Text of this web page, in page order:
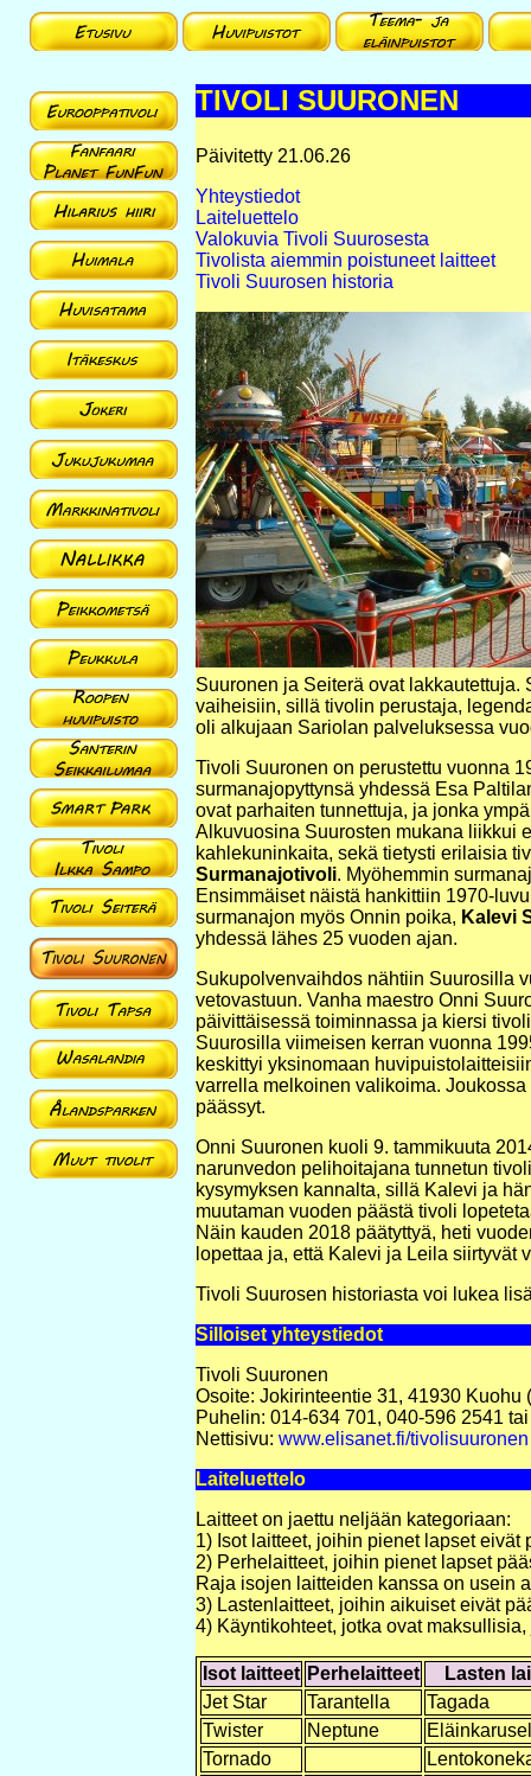
TIVOLI SUURONEN
Päivitetty 21.06.26
Yhteystiedot
Laiteluettelo
Valokuvia Tivoli Suurosesta
Tivolista aiemmin poistuneet laitteet
Tivoli Suurosen historia
Suuronen ja Seiterä ovat
vaiheisiin, sillä tivolin perustaja,
oli alkujaan Sariolan palveluksessa
Tivoli Suuronen on perustettu vuonna
surmanajopyttynsä yhdessä Esa
ovat parhaiten tunnettuja, ja jonka
Alkuvuosina Suurosten mukana liikkui
kahlekuninkaita, sekä tietysti erilaisia
Surmanajotivoli. Myöhemmin
Ensimmäiset näistä hankittiin 1970-
surmanajon myös Onnin poika, Kalevi
yhdessä lähes 25 vuoden ajan.
Sukupolvenvaihdos nähtiin Suurosilla
vetovastuun. Vanha maestro Onni
päivittäisessä toiminnassa ja kiersi
Suurosilla viimeisen kerran vuonna
keskittyi yksinomaan
varrella melkoinen valikoima.
päässyt.
Onni Suuronen kuoli 9. tammikuuta
narunvedon pelihoitajana tunnetun
kysymyksen kannalta, sillä Kalevi ja
muutaman vuoden päästä tivoli
Näin kauden 2018 päätyttyä, heti
lopettaa ja, että Kalevi ja Leila siirtyvät
Tivoli Suurosen historiasta voi lukea
Silloiset yhteystiedot
Tivoli Suuronen
Osoite: Jokirinteentie 31, 41930 Kuohu
Puhelin: 014-634 701, 040-596 2541
Nettisivu: www.elisanet.fi/tivolisuuronen
Laiteluettelo
Laitteet on jaettu neljään kategoriaan:
1) Isot laitteet, joihin pienet lapset
2) Perhelaitteet, joihin pienet lapset
Raja isojen laitteiden kanssa on usein
3) Lastenlaitteet, joihin aikuiset eivät
4) Käyntikohteet, jotka ovat
Isot laitteet Perhelaitteet
Lasten
Jet Star
Tarantella
Tagada
Twister
Neptune
Tornado